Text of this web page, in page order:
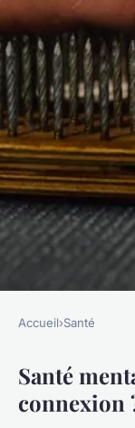
Santé
quelle
Accueil›Santé
Santé
connexion